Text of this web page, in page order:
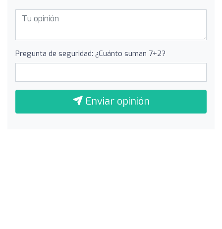
Pregunta de seguridad: ¿Cuánto suman 7+2?
Enviar opinión